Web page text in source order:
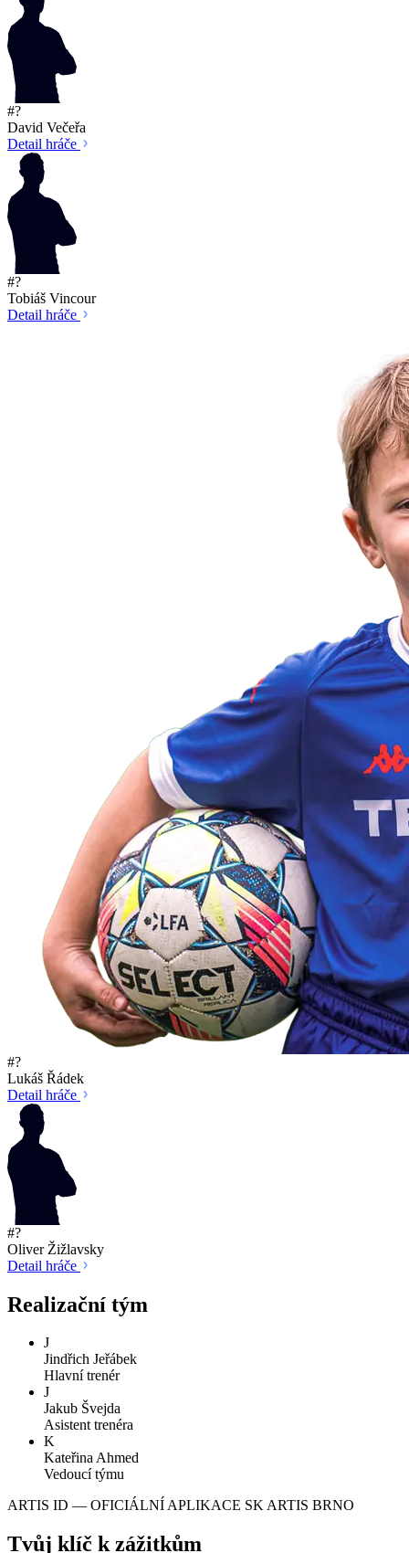
#?
David Večeřa
Detail hráče
#?
Tobiáš Vincour
Detail hráče
#?
Lukáš Řádek
Detail hráče
#?
Oliver Žižlavsky
Detail hráče
Realizační tým
J
Jindřich Jeřábek
Hlavní trenér
J
Jakub Švejda
Asistent trenéra
K
Kateřina Ahmed
Vedoucí týmu
ARTIS ID — OFICIÁLNÍ APLIKACE SK ARTIS BRNO
Tvůj klíč k zážitkům